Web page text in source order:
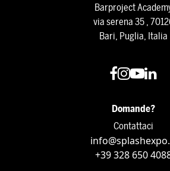
Barproject
via serena 35 ,
Bari, Puglia, Italia
Domande?
Contattaci
+39 328 650